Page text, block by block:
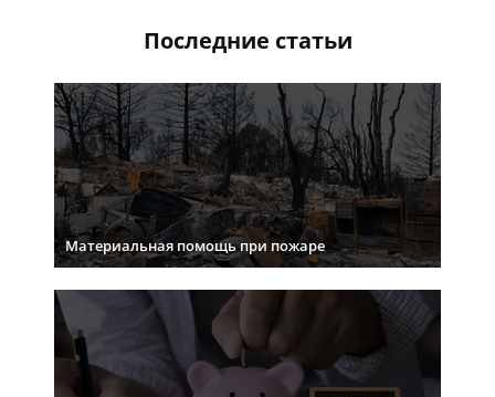
Последние статьи
Материальная помощь при пожаре